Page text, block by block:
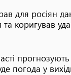
для росіян
та коригував
прогнозують
погода у